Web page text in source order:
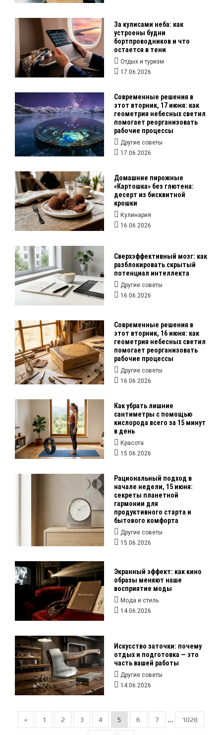
За кулисами неба: как
устроены будни
бортпроводников и что
остается в тени
Отдых и туризм
17.06.2026
Современные решения в
этот вторник, 17 июня: как
геометрия небесных светил
помогает реорганизовать
рабочие процессы
Другие советы
17.06.2026
Домашние пирожные
«Картошка» без глютена:
десерт из бисквитной
крошки
Кулинария
16.06.2026
Сверхэффективный мозг: как
разблокировать скрытый
потенциал интеллекта
Другие советы
16.06.2026
Современные решения в
этот вторник, 16 июня: как
геометрия небесных светил
помогает реорганизовать
рабочие процессы
Другие советы
16.06.2026
Как убрать лишние
сантиметры с помощью
кислорода всего за 15 минут
в день
Красота
15.06.2026
Рациональный подход в
начале недели, 15 июня:
секреты планетной
гармонии для
продуктивного старта и
бытового комфорта
Другие советы
15.06.2026
Экранный эффект: как кино
образы меняют наше
восприятие моды
Мода и стиль
14.06.2026
Искусство заточки: почему
отдых и подготовка — это
часть вашей работы
Другие советы
14.06.2026
« 1 2 3 4 5 6 7 ... 1028